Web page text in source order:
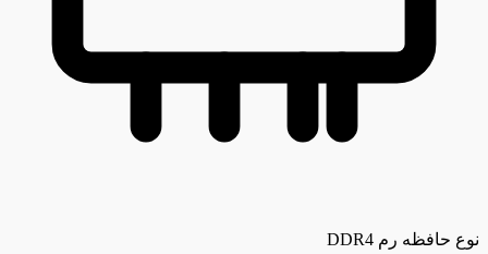
نوع حافظه رم DDR4